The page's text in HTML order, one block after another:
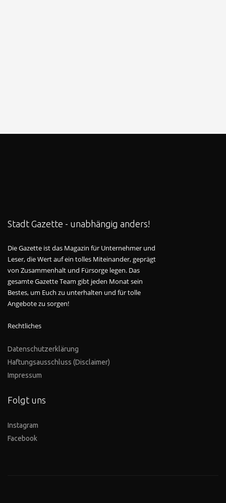
Stadt Gazette - unabhängig anders!
Die Gazette ist das Magazin für Unternehmer und
Leser, die Wert auf ein tolles Miteinander, geprägt
von Zusammenhalt und Fürsorge legen. Das
gesamte Gazette Team gibt jeden Monat sein
Bestes, um Euch zu unterhalten und für tolle
Angebote zu sorgen!
Rechtliches
Datenschutzerklärung
Haftungsausschluss (Disclaimer)
Impressum
Folgt uns
Instagram
Facebook